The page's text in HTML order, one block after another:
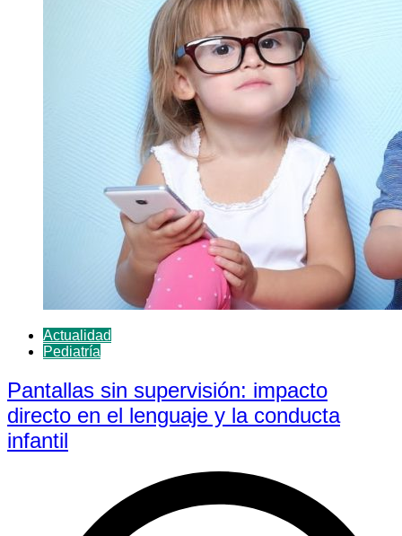
Actualidad
Pediatría
Pantallas sin supervisión: impacto
directo en el lenguaje y la conducta
infantil